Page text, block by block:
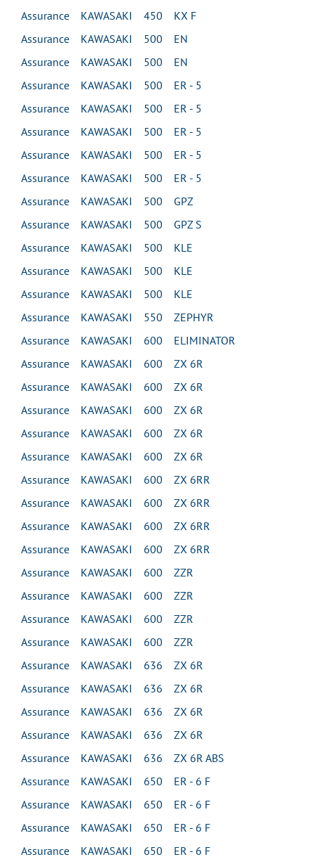
Assurance KAWASAKI 450 KX F
Assurance KAWASAKI 500 EN
Assurance KAWASAKI 500 EN
Assurance KAWASAKI 500 ER - 5
Assurance KAWASAKI 500 ER - 5
Assurance KAWASAKI 500 ER - 5
Assurance KAWASAKI 500 ER - 5
Assurance KAWASAKI 500 ER - 5
Assurance KAWASAKI 500 GPZ
Assurance KAWASAKI 500 GPZ S
Assurance KAWASAKI 500 KLE
Assurance KAWASAKI 500 KLE
Assurance KAWASAKI 500 KLE
Assurance KAWASAKI 550 ZEPHYR
Assurance KAWASAKI 600 ELIMINATOR
Assurance KAWASAKI 600 ZX 6R
Assurance KAWASAKI 600 ZX 6R
Assurance KAWASAKI 600 ZX 6R
Assurance KAWASAKI 600 ZX 6R
Assurance KAWASAKI 600 ZX 6R
Assurance KAWASAKI 600 ZX 6RR
Assurance KAWASAKI 600 ZX 6RR
Assurance KAWASAKI 600 ZX 6RR
Assurance KAWASAKI 600 ZX 6RR
Assurance KAWASAKI 600 ZZR
Assurance KAWASAKI 600 ZZR
Assurance KAWASAKI 600 ZZR
Assurance KAWASAKI 600 ZZR
Assurance KAWASAKI 636 ZX 6R
Assurance KAWASAKI 636 ZX 6R
Assurance KAWASAKI 636 ZX 6R
Assurance KAWASAKI 636 ZX 6R
Assurance KAWASAKI 636 ZX 6R ABS
Assurance KAWASAKI 650 ER - 6 F
Assurance KAWASAKI 650 ER - 6 F
Assurance KAWASAKI 650 ER - 6 F
Assurance KAWASAKI 650 ER - 6 F